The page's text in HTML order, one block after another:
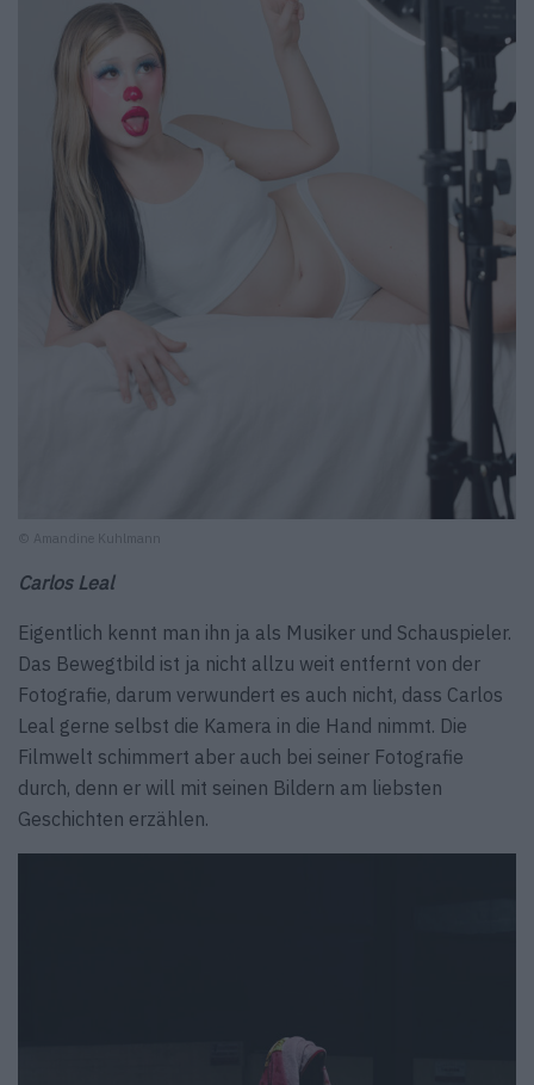
© Amandine Kuhlmann
Carlos Leal
Eigentlich kennt man ihn ja als Musiker und Schauspieler.
Das Bewegtbild ist ja nicht allzu weit entfernt von der
Fotografie, darum verwundert es auch nicht, dass Carlos
Leal gerne selbst die Kamera in die Hand nimmt. Die
Filmwelt schimmert aber auch bei seiner Fotografie
durch, denn er will mit seinen Bildern am liebsten
Geschichten erzählen.